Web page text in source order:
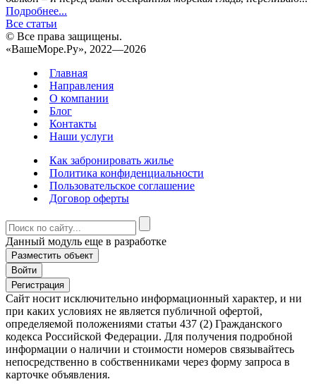
Подробнее...
Все статьи
© Все права защищены.
«ВашеМоре.Ру», 2022—2026
Главная
Направления
О компании
Блог
Контакты
Наши услуги
Как забронировать жилье
Политика конфиденциальности
Пользовательское соглашение
Договор оферты
Данный модуль еще в разработке
Разместить объект
Войти
Регистрация
Сайт носит исключительно информационный характер, и ни
при каких условиях не является публичной офертой,
определяемой положениями статьи 437 (2) Гражданского
кодекса Российской Федерации. Для получения подробной
информации о наличии и стоимости номеров связывайтесь
непосредственно в собственниками через форму запроса в
карточке объявления.